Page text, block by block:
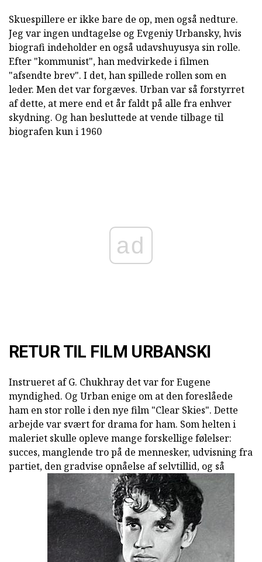
Skuespillere er ikke bare de op, men også nedture.
Jeg var ingen undtagelse og Evgeniy Urbansky, hvis
biografi indeholder en også udavshuyusya sin rolle.
Efter "kommunist", han medvirkede i filmen
"afsendte brev". I det, han spillede rollen som en
leder. Men det var forgæves. Urban var så forstyrret
af dette, at mere end et år faldt på alle fra enhver
skydning. Og han besluttede at vende tilbage til
biografen kun i 1960
ad
RETUR TIL FILM URBANSKI
Instrueret af G. Chukhray det var for Eugene
myndighed. Og Urban enige om at den foreslåede
ham en stor rolle i den nye film "Clear Skies". Dette
arbejde var svært for drama for ham. Som helten i
maleriet skulle opleve mange forskellige følelser:
succes, manglende tro på de mennesker, udvisning fra
partiet, den gradvise opnåelse af selvtillid, og så